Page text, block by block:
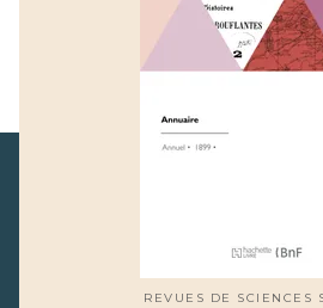
REVUES DE SCIENCES